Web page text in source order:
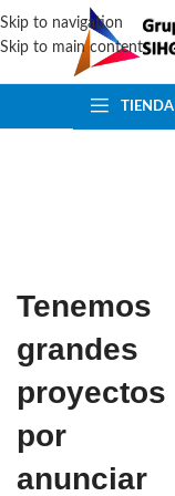
Skip to navigation
Skip to main content
TIENDA
Tenemos
grandes
proyectos
por
anunciar